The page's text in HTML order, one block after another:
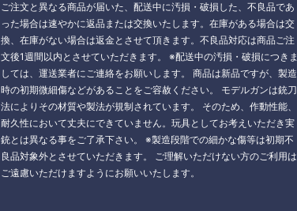
ご注文と異なる商品が届いた、配送中に汚損・破損した、不良品であ
った場合は速やかに返品または交換いたします。在庫がある場合は交
換、在庫がない場合は返金とさせて頂きます。不良品対応は商品ご注
文後1週間以内とさせていただきます。 ※配送中の汚損・破損につきま
しては、運送業者にご連絡をお願いします。 商品は新品ですが、製造
時の初期微細傷などがあることをご容赦ください。 モデルガンは銃刀
法によりその材質や製法が規制されています。 そのため、作動性能、
耐久性において丈夫にできていません。玩具としてお考えいただき実
銃とは異なる事をご了承下さい。 ※製造段階での細かな傷等は初期不
良品対象外とさせていただきます。 ご理解いただけない方のご利用は
ご遠慮いただけますようにお願いいたします。